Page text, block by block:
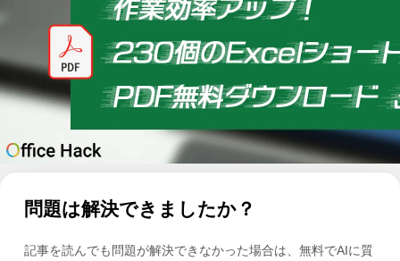
問題は解決できましたか？
記事を読んでも問題が解決できなかった場合は、無料でAIに質